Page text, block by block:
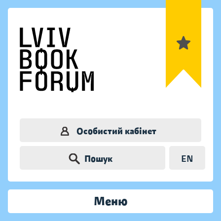
Особистий кабінет
Пошук EN
Меню